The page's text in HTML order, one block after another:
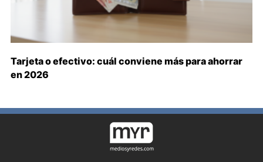
Tarjeta o efectivo: cuál conviene más para ahorrar
en 2026